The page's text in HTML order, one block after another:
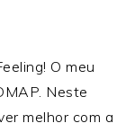
O meu
Neste
melhor com a